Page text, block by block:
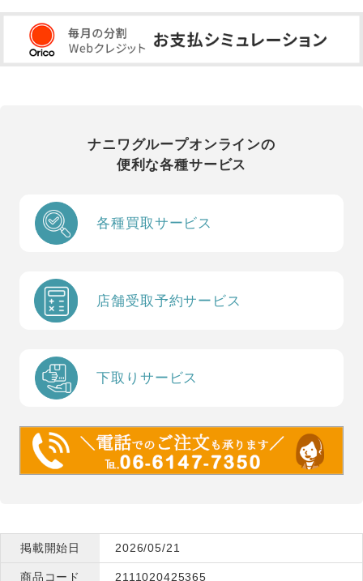
ナニワグループオンラインの
便利な各種サービス
各種買取サービス
店舗受取予約サービス
下取りサービス
掲載開始日 2026/05/21
商品コード 2111020425365